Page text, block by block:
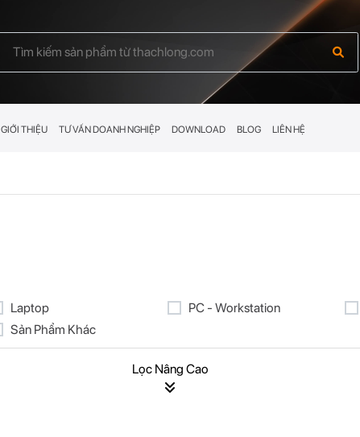
GIỚI THIỆU TƯ VẤN DOANH NGHIỆP DOWNLOAD BLOG LIÊN HỆ
Laptop PC - Workstation
Sản Phẩm Khác